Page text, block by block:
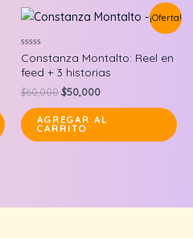
¡Oferta!
Valorado
en
0
de
5
Constanza Montalto: Reel en
feed + 3 historias
$60,000Original
was:
$60,000.
$50,000Current
is:
AGREGAR AL
CARRITO